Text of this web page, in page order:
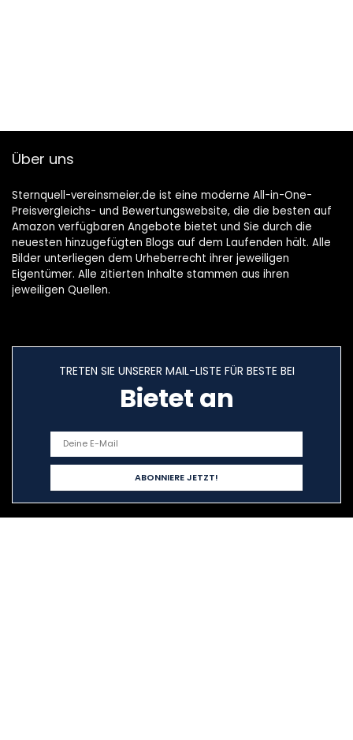
Über uns
Sternquell-vereinsmeier.de ist eine moderne All-in-One-
Preisvergleichs- und Bewertungswebsite, die die besten auf
Amazon verfügbaren Angebote bietet und Sie durch die
neuesten hinzugefügten Blogs auf dem Laufenden hält. Alle
Bilder unterliegen dem Urheberrecht ihrer jeweiligen
Eigentümer. Alle zitierten Inhalte stammen aus ihren
jeweiligen Quellen.
TRETEN SIE UNSERER MAIL-LISTE FÜR BESTE BEI
Bietet an